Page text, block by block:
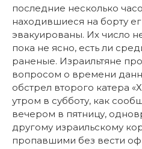
последние несколько
находившиеся на борту
эвакуированы. Их число
пока не ясно, есть ли
раненые. Израильтяне
вопросом о времени
обстрел второго катера
утром в субботу, как
вечером в пятницу,
другому израильскому
пропавшими без вести